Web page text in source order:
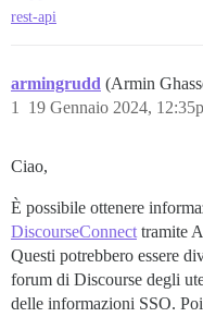
rest-api
armingrudd (Armin
19 Gennaio 2024,
1
Ciao,
È possibile ottenere
DiscourseConnect tramite
Questi potrebbero essere
forum di Discourse degli
delle informazioni SSO.